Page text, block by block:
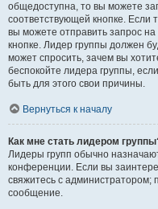
общедоступна, то вы можете
соответствующей кнопке. Если
вы можете отправить запрос
кнопке. Лидер группы должен
может спросить, зачем вы
беспокойте лидера группы,
быть для этого свои причины.
Вернуться к началу
Как мне стать лидером
Лидеры групп обычно
конференции. Если вы
свяжитесь с администратором;
сообщение.